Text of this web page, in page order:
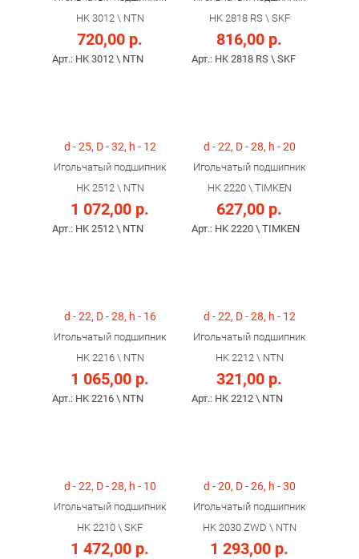
HK 3012 \ NTN
720,00 р.
Арт.: HK 3012 \ NTN
HK 2818 RS \ SKF
816,00 р.
Арт.: HK 2818 RS \ SKF
d - 25, D - 32, h - 12
Игольчатый подшипник
HK 2512 \ NTN
1 072,00 р.
Арт.: HK 2512 \ NTN
d - 22, D - 28, h - 20
Игольчатый подшипник
HK 2220 \ TIMKEN
627,00 р.
Арт.: HK 2220 \ TIMKEN
d - 22, D - 28, h - 16
Игольчатый подшипник
HK 2216 \ NTN
1 065,00 р.
Арт.: HK 2216 \ NTN
d - 22, D - 28, h - 12
Игольчатый подшипник
HK 2212 \ NTN
321,00 р.
Арт.: HK 2212 \ NTN
d - 22, D - 28, h - 10
Игольчатый подшипник
HK 2210 \ SKF
1 472,00 р.
d - 20, D - 26, h - 30
Игольчатый подшипник
HK 2030 ZWD \ NTN
1 293,00 р.